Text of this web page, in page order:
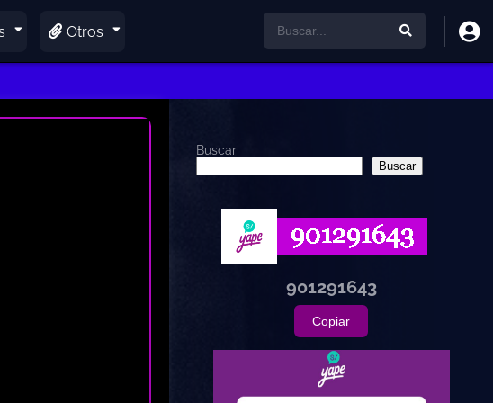
Otros
Buscar
Buscar
901291643
Copiar